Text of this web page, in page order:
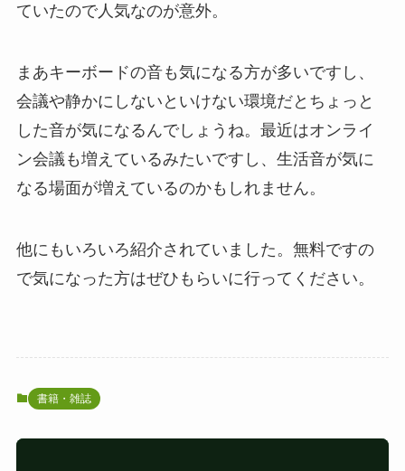
ていたので人気なのが意外。
まあキーボードの音も気になる方が多いですし、
会議や静かにしないといけない環境だとちょっと
した音が気になるんでしょうね。最近はオンライ
ン会議も増えているみたいですし、生活音が気に
なる場面が増えているのかもしれません。
他にもいろいろ紹介されていました。無料ですの
で気になった方はぜひもらいに行ってください。
書籍・雑誌